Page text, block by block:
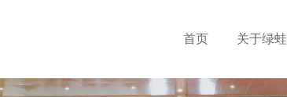
首页 关于绿蛙